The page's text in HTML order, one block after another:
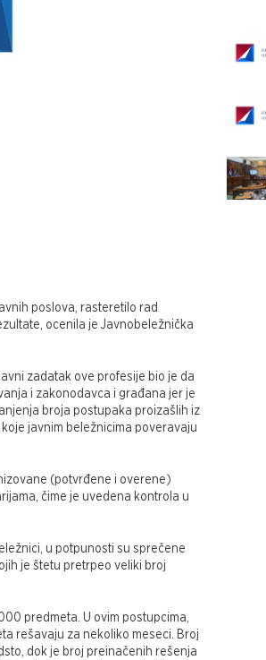
poslova, rasteretilo rad
ocenila je Javnobeležnička
zadatak ove profesije bio je da
i zakonodavca i građana jer je
broja postupaka proizašlih iz
javnim beležnicima poveravaju
(potvrđene i overene)
čime je uvedena kontrola u
u potpunosti su sprečene
je štetu pretrpeo veliki broj
predmeta. U ovim postupcima,
rešavaju za nekoliko meseci. Broj
dok je broj preinačenih rešenja